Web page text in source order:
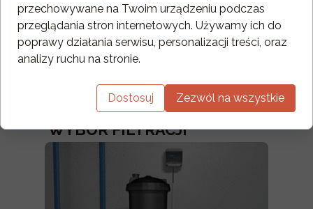
WYBÓR FILTRACJI
przechowywane na Twoim urządzeniu podczas
przeglądania stron internetowych. Używamy ich do
poprawy działania serwisu, personalizacji treści, oraz
analizy ruchu na stronie.
Dostosuj Zezwól na wszystkie